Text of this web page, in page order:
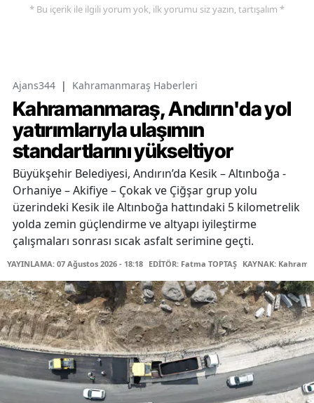
* Bu içerik ile ilgili yorum yok, ilk yorumu siz yazın, tartışalım *
Ajans344 | Kahramanmaraş Haberleri
Kahramanmaraş, Andırın'da yol
yatırımlarıyla ulaşımın
standartlarını yükseltiyor
Büyükşehir Belediyesi, Andırın’da Kesik – Altınboğa -
Orhaniye – Akifiye – Çokak ve Çiğşar grup yolu
üzerindeki Kesik ile Altınboğa hattındaki 5 kilometrelik
yolda zemin güçlendirme ve altyapı iyileştirme
çalışmaları sonrası sıcak asfalt serimine geçti.
YAYINLAMA: 07 Ağustos 2026 - 18:18 EDİTÖR: Fatma TOPTAŞ KAYNAK: